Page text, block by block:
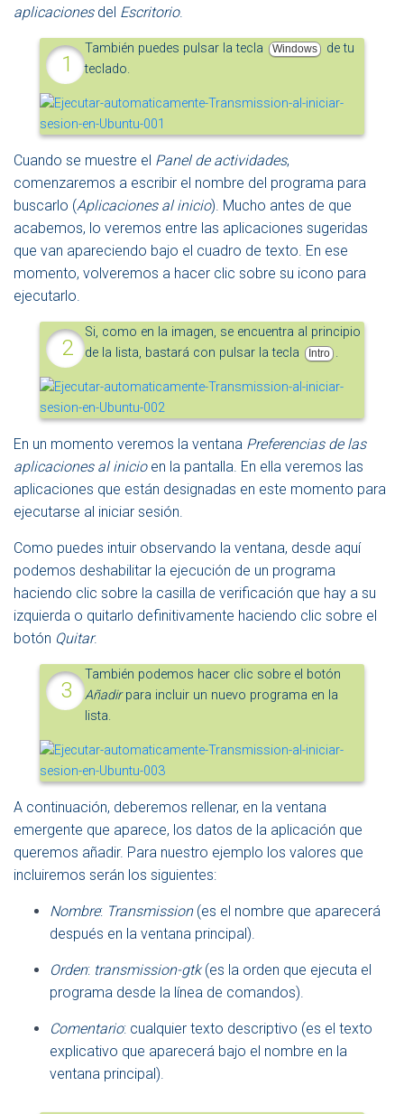
aplicacionesdel Escritorio.
También puedes pulsar la tecla Windows
de tu
teclado.
Cuando se muestre el Panel de actividades,
comenzaremos a escribir el nombre del programa para
buscarlo (Aplicaciones al inicio). Mucho antes de que
acabemos, lo veremos entre las aplicaciones sugeridas
que van apareciendo bajo el cuadro de texto. En ese
momento, volveremos a hacer clic sobre su icono para
ejecutarlo.
Si, como en la imagen, se encuentra al principio
de la lista, bastará con pulsar la tecla
Intro .
En un momento veremos la ventana Preferencias de las
aplicaciones al inicioen la pantalla. En ella veremos las
aplicaciones que están designadas en este momento para
ejecutarse al iniciar sesión.
Como puedes intuir observando la ventana, desde aquí
podemos deshabilitar la ejecución de un programa
haciendo clic sobre la casilla de verificación que hay a su
izquierda o quitarlo definitivamente haciendo clic sobre el
botón Quitar.
También podemos hacer clic sobre el botón
Añadirpara incluir un nuevo programa en la
lista.
A continuación, deberemos rellenar, en la ventana
emergente que aparece, los datos de la aplicación que
queremos añadir. Para nuestro ejemplo los valores que
incluiremos serán los siguientes:
Nombre: Transmission(es el nombre que aparecerá
después en la ventana principal).
Orden: transmission-gtk(es la orden que ejecuta el
programa desde la línea de comandos).
Comentario: cualquier texto descriptivo (es el texto
explicativo que aparecerá bajo el nombre en la
ventana principal).